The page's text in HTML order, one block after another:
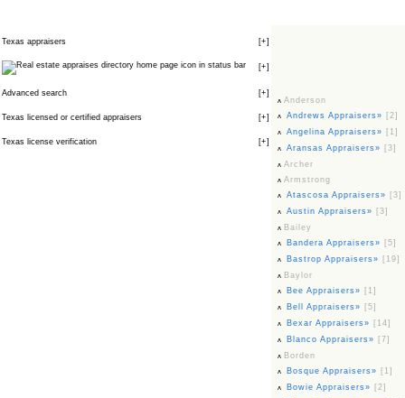
Texas appraisers [+]
icon in status bar [+]
Advanced search [+]
Texas licensed or certified appraisers [+]
Texas license verification [+]
Anderson
Andrews Appraisers» [2]
Angelina Appraisers» [1]
Aransas Appraisers» [3]
Archer
Armstrong
Atascosa Appraisers» [3]
Austin Appraisers» [3]
Bailey
Bandera Appraisers» [5]
Bastrop Appraisers» [19]
Baylor
Bee Appraisers» [1]
Bell Appraisers» [5]
Bexar Appraisers» [14]
Blanco Appraisers» [7]
Borden
Bosque Appraisers» [1]
Bowie Appraisers» [2]